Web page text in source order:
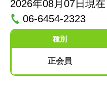
2026年08月07日現
06-6454-2323
種別
正会員